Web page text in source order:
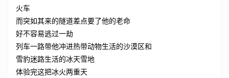
火车
而突如其来的隧道差点要了他的老命
好不容易逃过一劫
列车一路带他冲进热带动物生活的沙漠区和
雪豹迷路生活的冰天雪地
体验完这把冰火两重天